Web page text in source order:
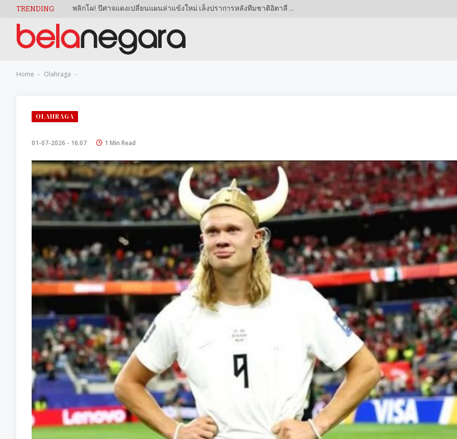
TRENDING พลิกโผ! ปีศาจแดงเปลี่ยนแผนล่าแข้งใหม่ เล็งปราการหลังทีมชาติอิตาลี ค่าตัวมหาศาล สวนทางหัวหอกดัตช์จ่อโบกมือลาโอลด์แทรฟฟอร์ด
Home - Olahraga -
OLAHRAGA
01-07-2026 - 16.07 1 Min Read